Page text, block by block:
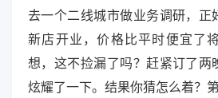
去一个二线城市做业务调研，正
新店开业，价格比平时便宜了
想，这不捡漏了吗？赶紧订了两
炫耀了一下。结果你猜怎么着？